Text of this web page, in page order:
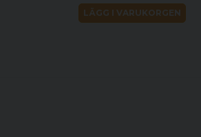
LÄGG I VARUKORGEN